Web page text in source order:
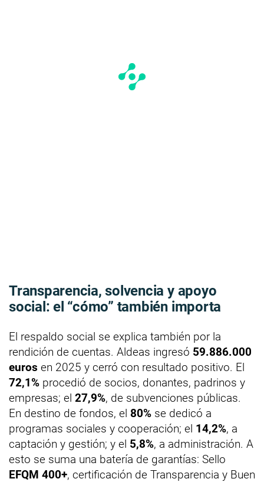
Transparencia, solvencia y apoyo
social: el “cómo” también importa
El respaldo social se explica también por la
rendición de cuentas. Aldeas ingresó 59.886.000
euros en 2025 y cerró con resultado positivo. El
72,1% procedió de socios, donantes, padrinos y
empresas; el 27,9%, de subvenciones públicas.
En destino de fondos, el 80% se dedicó a
programas sociales y cooperación; el 14,2%, a
captación y gestión; y el 5,8%, a administración. A
esto se suma una batería de garantías: Sello
EFQM 400+, certificación de Transparencia y Buen